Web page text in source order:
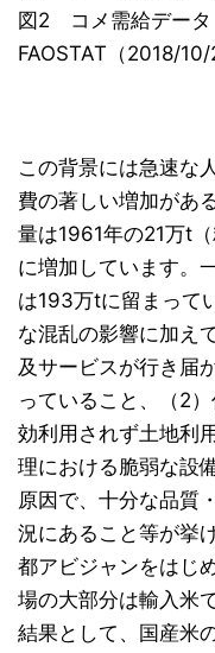
図2 コメ需給データ
FAOSTAT（2018/10/
この背景には急速な
費の著しい増加があ
量は1961年の21万t
に増加しています。
は193万tに留まって
な混乱の影響に加え
及サービスが行き届
っていること、（2
効利用されず土地利
理における脆弱な設
原因で、十分な品質
況にあること等が挙
都アビジャンをはじ
場の大部分は輸入米
結果として、国産米